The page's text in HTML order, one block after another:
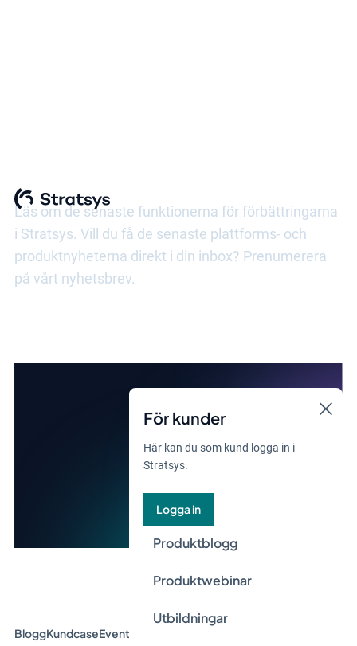
För kunder
Här kan du som kund logga in i
Stratsys.
Logga in
Produktblogg
Produktwebinar
Utbildningar
Läs om de senaste funktionerna för förbättringarna
i Stratsys. Vill du få de senaste plattforms- och
produktnyheterna direkt i din inbox? Prenumerera
på vårt nyhetsbrev.
BloggKundcaseEvent & Webinar